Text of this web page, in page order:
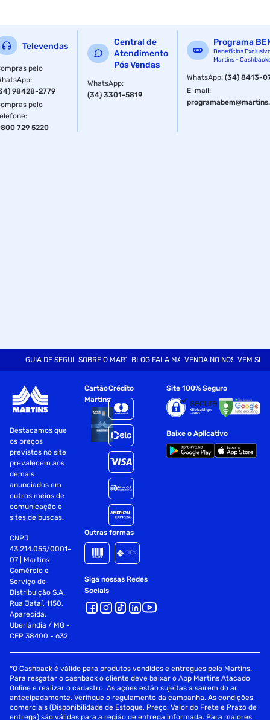
Televendas
pelo
:
98428-2779
pelo
:
729 5220
Central de
Atendimento
Pós Vendas
WhatsApp:
(34) 3301-5819
Programa
Benefícios
Martins -
WhatsApp:(34) 8413-
E-mail:
GUIA DE SEGURANÇASOBRE O MARTINSBLOG FALA MARTVENDA NO NOSSO SITE
VEM SER
Destacamos que
os preços
previstos no site
prevalecem aos
demais
anunciados em
outros meios de
comunicação e
sites de buscas.
CNPJ
43.214.055/0001-
07 | Martins
Comércio e
Serviço de
Distribuição S.A.
Rua Jataí, 1150,
Aparecida,
Uberlândia / MG -
CEP 38400 - 632
Cartão
Martins
Crédito
Outras formas
Siga nossas Redes
Sociais
Site 100% Seguro
Baixe o Aplicativo
*O Cashback é válido para produtos vendidos e entregues pelo Martins.
Para resgatar o cashback o cliente deve baixar o App Martins Atacado
Online e realizar o cadastro. As ações estão sujeitas a saírem do ar
antecipadamente. Verifique o regulamento da campanha. As condições
comerciais (Disponibilidade de Estoque, Preço, Valor do Frete e Prazo de
entrega) são válidas para a região de entrega informada. Para maiores